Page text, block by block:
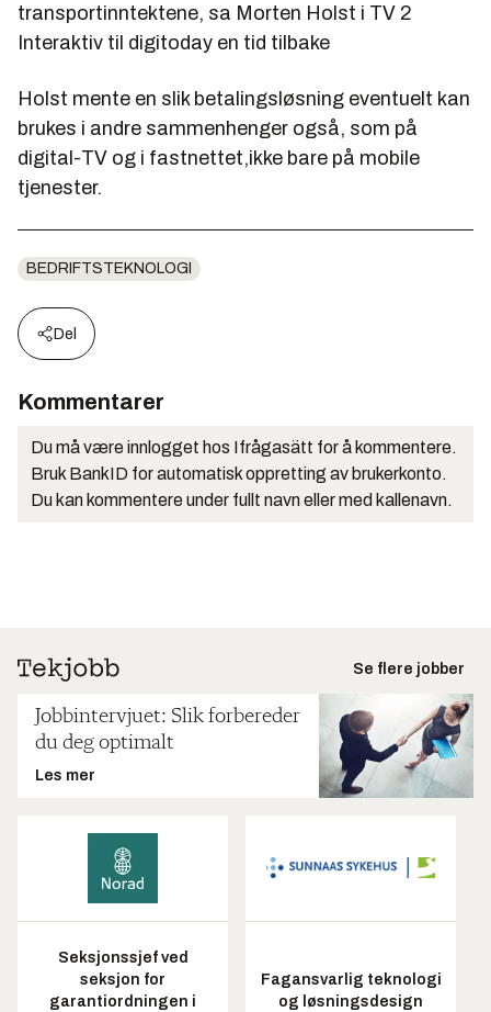
transportinntektene, sa Morten Holst i TV 2
Interaktiv til digitoday en tid tilbake
Holst mente en slik betalingsløsning eventuelt kan
brukes i andre sammenhenger også, som på
digital-TV og i fastnettet,ikke bare på mobile
tjenester.
BEDRIFTSTEKNOLOGI
Del
Kommentarer
Du må være innlogget hos Ifrågasätt for å kommentere.
Bruk BankID for automatisk oppretting av brukerkonto.
Du kan kommentere under fullt navn eller med kallenavn.
Se flere jobber
Jobbintervjuet: Slik forbereder
du deg optimalt
Les mer
Seksjonssjef ved
seksjon for
garantiordningen i
Fagansvarlig teknologi
og løsningsdesign